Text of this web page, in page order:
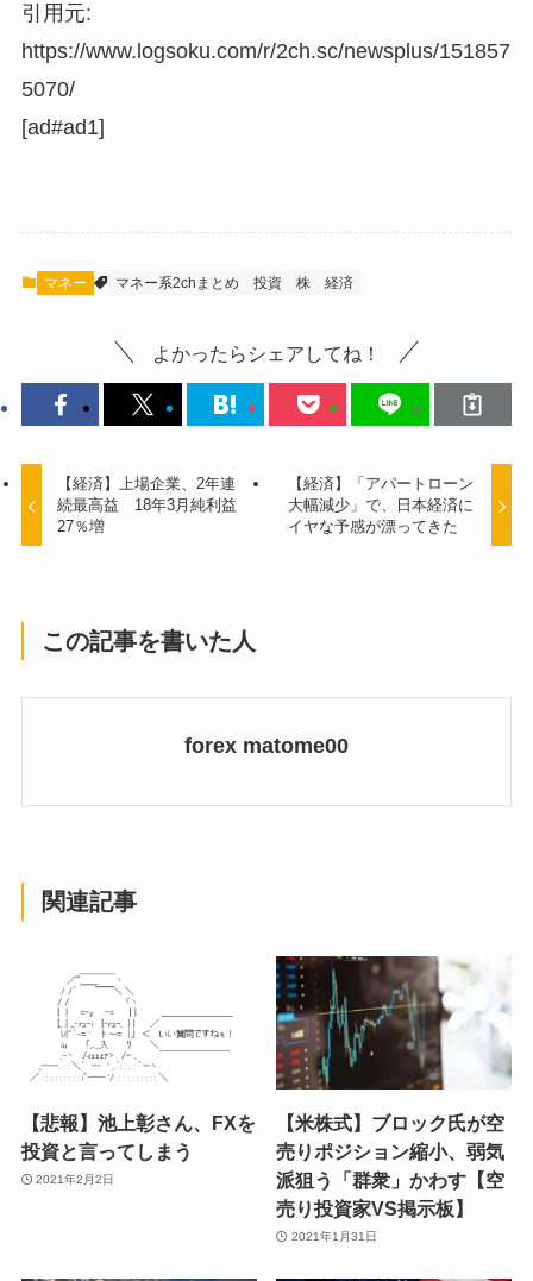
引用元:
https://www.logsoku.com/r/2ch.sc/newsplus/151857
5070/
[ad#ad1]
マネー マネー系2chまとめ 投資 株 経済
よかったらシェアしてね！
【経済】上場企業、2年連
続最高益 18年3月純利益
27％増
【経済】「アパートローン
大幅減少」で、日本経済に
イヤな予感が漂ってきた
この記事を書いた人
forex matome00
関連記事
【悲報】池上彰さん、FXを
投資と言ってしまう
2021年2月2日
【米株式】ブロック氏が空
売りポジション縮小、弱気
派狙う「群衆」かわす【空
売り投資家VS掲示板】
2021年1月31日